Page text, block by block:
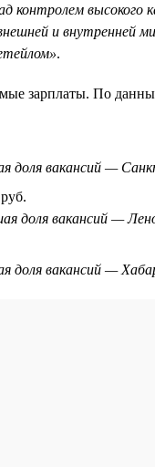
высокого
и внутренней
.
зарплаты. По
доля вакансий —
доля вакансий —
доля вакансий —